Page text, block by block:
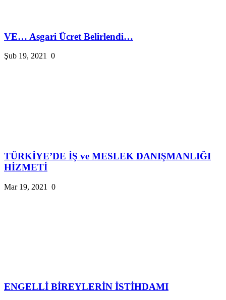
VE… Asgari Ücret Belirlendi…
Şub 19, 2021 0
TÜRKİYE’DE İŞ ve MESLEK DANIŞMANLIĞI
HİZMETİ
Mar 19, 2021 0
ENGELLİ BİREYLERİN İSTİHDAMI